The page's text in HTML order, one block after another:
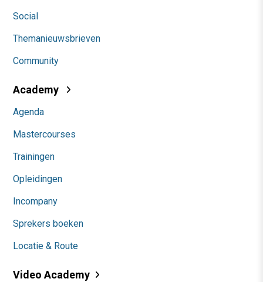
Social
Themanieuwsbrieven
Community
Academy
Agenda
Mastercourses
Trainingen
Opleidingen
Incompany
Sprekers boeken
Locatie & Route
Video Academy